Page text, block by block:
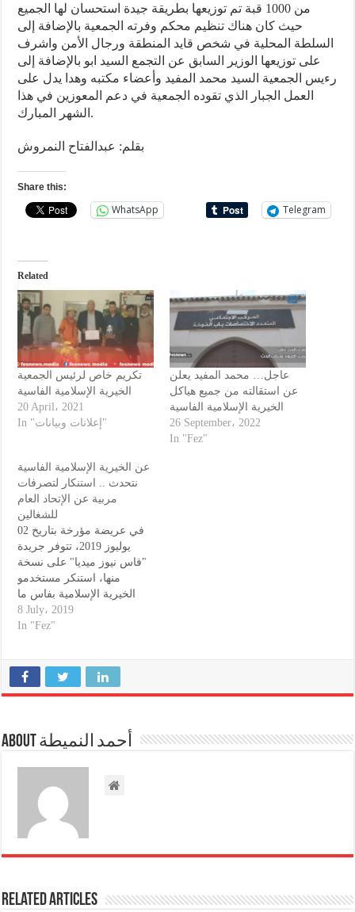
من 1000 قبة تم توزيعها بطريقة جيدة استحسان لها الجميع
حيث كان هناك تنظيم محكم وفرته الجمعية بالإضافة إلى
السلطة المحلية في شخص قايد المنطقة ورجال الأمن واشرف
على توزيعها الوزير السابق عن التجمع السيد ابو بالإضافة إلى
رءيس الجمعية السيد محمد المفيد وأعضاء مكتبه وهدا يدل على
العمل الجبار الذي تقوده الجمعية في دعم المعوزين في هذا
الشهر المبارك.
بقلم: عبدالفتاح النمروش
Share this:
WhatsApp Telegram
Related
تكريم خاص لرئيس الجمعية
الخيرية الإسلامية الفاسية
20 April، 2021
In "إعلانات وبيانات"
عاجل… محمد المفيد يعلن
عن استقالته من جميع هياكل
الخيرية الإسلامية الفاسية
26 September، 2022
In "Fez"
عن الخيرية الإسلامية الفاسية
نتحدث .. استنكار لتصرفات
مربية عن الإتحاد العام
للشغالين
في عريضة مؤرخة بتاريخ 02
يوليوز 2019، تتوفر جريدة
"فاس نيوز ميديا" على نسخة
منها، استنكر مستخدمو
الخيرية الإسلامية بفاس ما
اعتبروه تصرفات غير مقبولة
لإحدى النقابيات من زميلاتهم،
أنها تقوم ب "تصفية حسابات
شخصية ضد زميلاتها وزملائها
8 July، 2019
In "Fez"
About أحمد النميطة
Related Articles